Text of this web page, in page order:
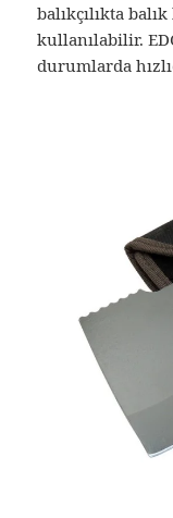
balıkçılıkta
kullanılabilir.
durumlarda